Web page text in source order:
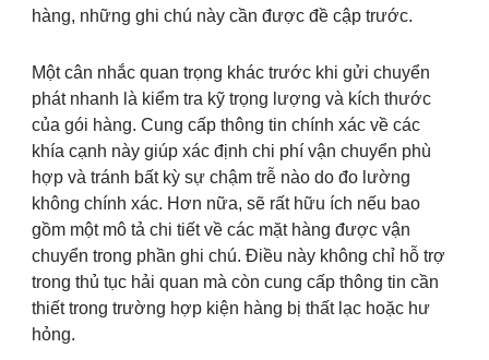
hàng, những ghi chú này cần được đề cập trước.
Một cân nhắc quan trọng khác trước khi gửi chuyển
phát nhanh là kiểm tra kỹ trọng lượng và kích thước
của gói hàng. Cung cấp thông tin chính xác về các
khía cạnh này giúp xác định chi phí vận chuyển phù
hợp và tránh bất kỳ sự chậm trễ nào do đo lường
không chính xác. Hơn nữa, sẽ rất hữu ích nếu bao
gồm một mô tả chi tiết về các mặt hàng được vận
chuyển trong phần ghi chú. Điều này không chỉ hỗ trợ
trong thủ tục hải quan mà còn cung cấp thông tin cần
thiết trong trường hợp kiện hàng bị thất lạc hoặc hư
hỏng.